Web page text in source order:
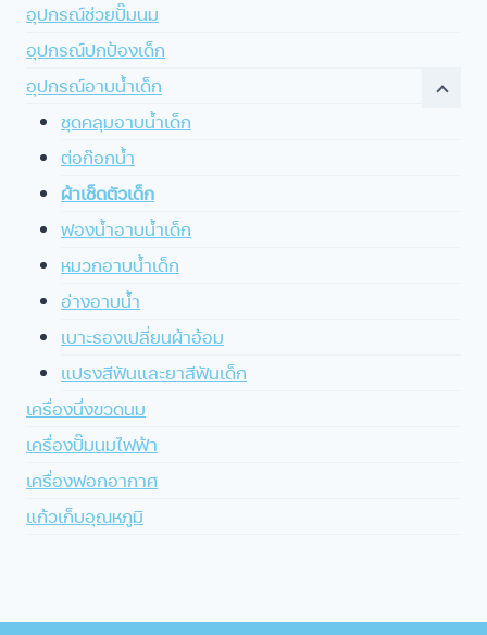
อุปกรณ์ช่วยปั๊มนม
อุปกรณ์ปกป้องเด็ก
อุปกรณ์อาบน้ำเด็ก
ชุดคลุมอาบน้ำเด็ก
ต่อก๊อกน้ำ
ผ้าเช็ดตัวเด็ก
ฟองน้ำอาบน้ำเด็ก
หมวกอาบน้ำเด็ก
อ่างอาบน้ำ
เบาะรองเปลี่ยนผ้าอ้อม
แปรงสีฟันและยาสีฟันเด็ก
เครื่องนึ่งขวดนม
เครื่องปั๊มนมไฟฟ้า
เครื่องฟอกอากาศ
แก้วเก็บอุณหภูมิ